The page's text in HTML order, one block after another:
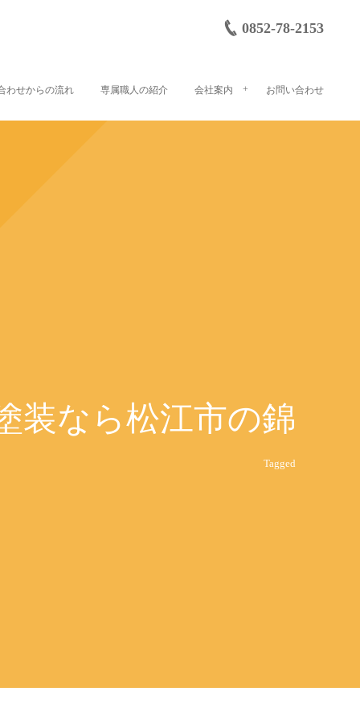
0852-78-2153
わせからの流れ 専属職人の紹介 会社案内 お問い合わせ
装なら松江市の錦
Tagged